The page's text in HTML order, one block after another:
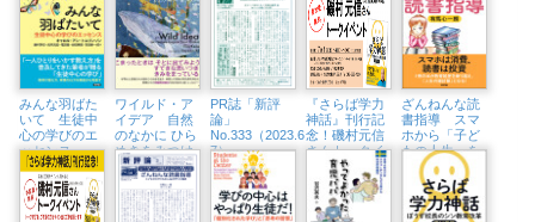
みんな羽ばた
いて 生徒中
心の学びのエ
ッセンス
ワイルド・ア
イデア 自然
のなかに ひら
めきをみつけ
にいこう
PR誌「新評
論」
No.333（2023.6・
7）
『さらば学力
神話』刊行記
念！磯村元信
さんトークイ
ベント （7/1
㈯、八王子市
生涯学習セン
ター）
ざんねんな読
書指導 スマ
ホから「子ど
もの人生」を
守った物語